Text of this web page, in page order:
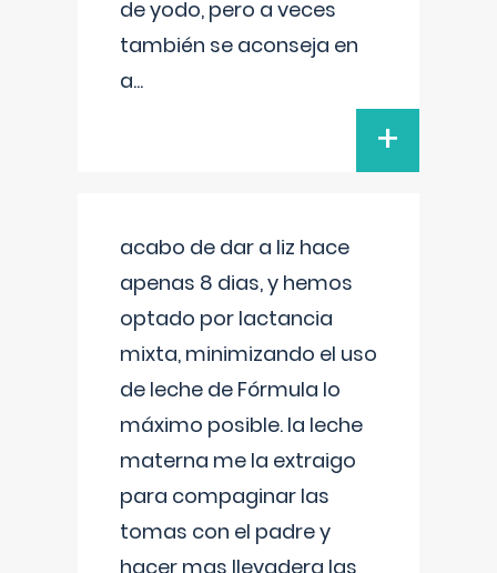
de yodo, pero a veces
también se aconseja en
a...
+
acabo de dar a liz hace
apenas 8 dias, y hemos
optado por lactancia
mixta, minimizando el uso
de leche de Fórmula lo
máximo posible. la leche
materna me la extraigo
para compaginar las
tomas con el padre y
hacer mas llevadera las